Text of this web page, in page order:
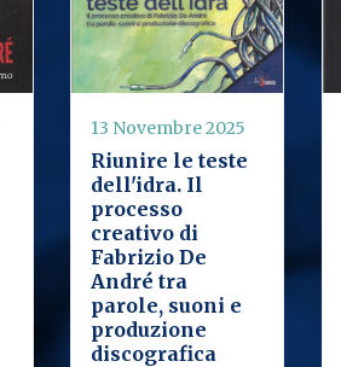
13 Novembre 2025
Riunire le teste
dell'idra. Il
processo
creativo di
Fabrizio De
André tra
parole, suoni e
produzione
discografica